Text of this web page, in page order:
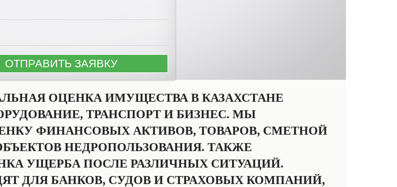
ОЦЕНКА ИМУЩЕСТВА В КАЗАХСТАНЕ
ТРАНСПОРТ И БИЗНЕС. МЫ
ФИНАНСОВЫХ АКТИВОВ, ТОВАРОВ, СМЕТНОЙ
НЕДРОПОЛЬЗОВАНИЯ. ТАКЖЕ
УЩЕРБА ПОСЛЕ РАЗЛИЧНЫХ СИТУАЦИЙ.
ДЛЯ БАНКОВ, СУДОВ И СТРАХОВЫХ КОМПАНИЙ,